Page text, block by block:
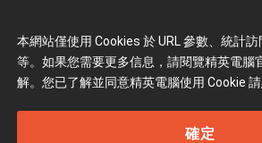
本網站僅使用 Cookies 於 URL 參數、統計
等。如果您需要更多信息，請閱覽精英電腦
解。您已了解並同意精英電腦使用 Cookie
確定